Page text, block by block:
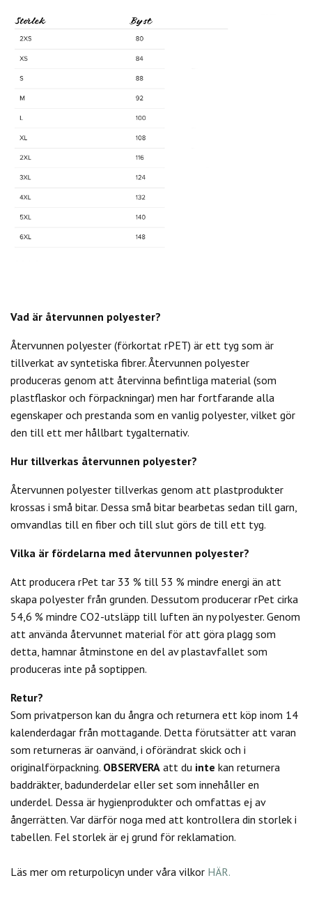
Vad är återvunnen polyester?
Återvunnen polyester (förkortat rPET) är ett tyg som är
tillverkat av syntetiska fibrer. Återvunnen polyester
produceras genom att återvinna befintliga material (som
plastflaskor och förpackningar) men har fortfarande alla
egenskaper och prestanda som en vanlig polyester, vilket gör
den till ett mer hållbart tygalternativ.
Hur tillverkas återvunnen polyester?
Återvunnen polyester tillverkas genom att plastprodukter
krossas i små bitar. Dessa små bitar bearbetas sedan till garn,
omvandlas till en fiber och till slut görs de till ett tyg.
Vilka är fördelarna med återvunnen polyester?
Att producera rPet tar 33 % till 53 % mindre energi än att
skapa polyester från grunden. Dessutom producerar rPet cirka
54,6 % mindre CO2-utsläpp till luften än ny polyester. Genom
att använda återvunnet material för att göra plagg som
detta, hamnar åtminstone en del av plastavfallet som
produceras inte på soptippen.
Retur?
Som privatperson kan du ångra och returnera ett köp inom 14
kalenderdagar från mottagande. Detta förutsätter att varan
som returneras är oanvänd, i oförändrat skick och i
originalförpackning. OBSERVERA att du inte kan returnera
baddräkter, badunderdelar eller set som innehåller en
underdel. Dessa är hygienprodukter och omfattas ej av
ångerrätten. Var därför noga med att kontrollera din storlek i
tabellen. Fel storlek är ej grund för reklamation.
Läs mer om returpolicyn under våra vilkor HÄR.